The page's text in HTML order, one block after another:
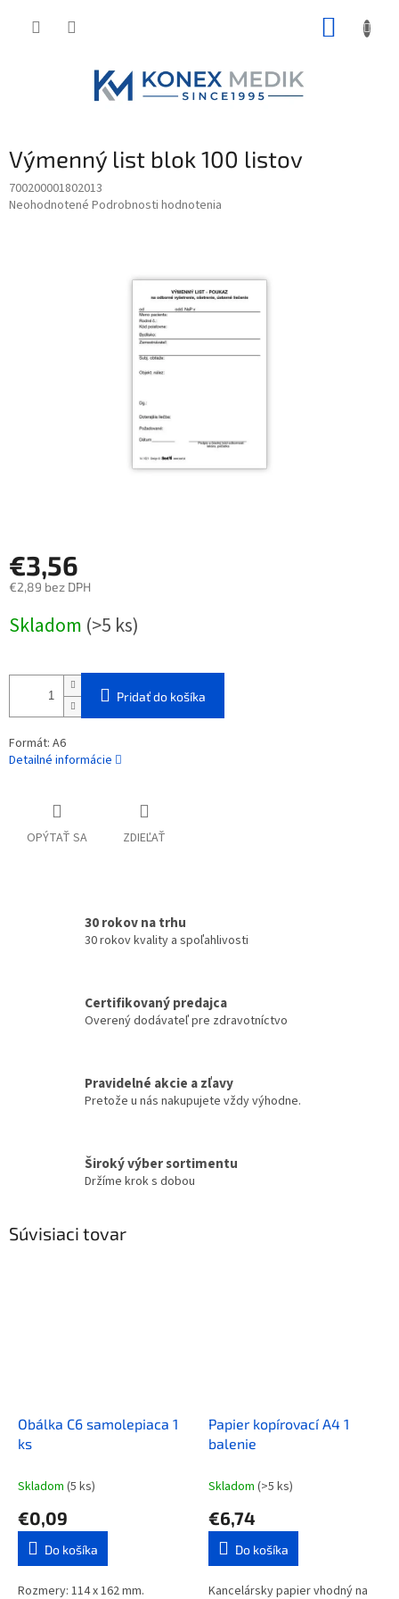
Výmenný list blok 100 listov
700200001802013
Priemerné
Neohodnotené Podrobnosti hodnotenia
€3,56
€2,89 bez DPH
cena:
Skladom (>5 ks)
Pridať do košíka
Formát: A6
Detailné informácie
OPÝTAŤ SA ZDIEĽAŤ
30 rokov na trhu
30 rokov kvality a spoľahlivosti
Certifikovaný predajca
Overený dodávateľ pre zdravotníctvo
Pravidelné akcie a zľavy
Pretože u nás nakupujete vždy výhodne.
Široký výber sortimentu
Držíme krok s dobou
Súvisiaci tovar
Obálka C6 samolepiaca 1
ks
Skladom (5 ks)
€0,09
Do košíka
Rozmery: 114 x 162 mm.
Papier kopírovací A4 1
balenie
Skladom (>5 ks)
€6,74
Do košíka
Kancelársky papier vhodný na